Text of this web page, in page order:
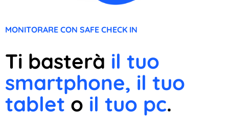
MONITORARE CON SAFE CHECK IN
Ti basterà il tuo
smartphone, il tuo
tablet o il tuo pc.